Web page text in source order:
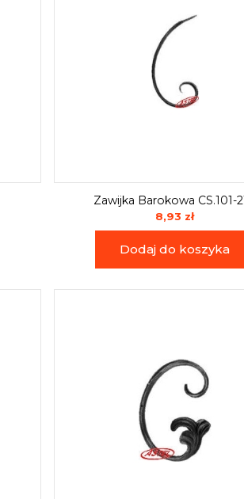
Zawijka Barokowa CS.101-
8,93 zł
Dodaj do koszyka